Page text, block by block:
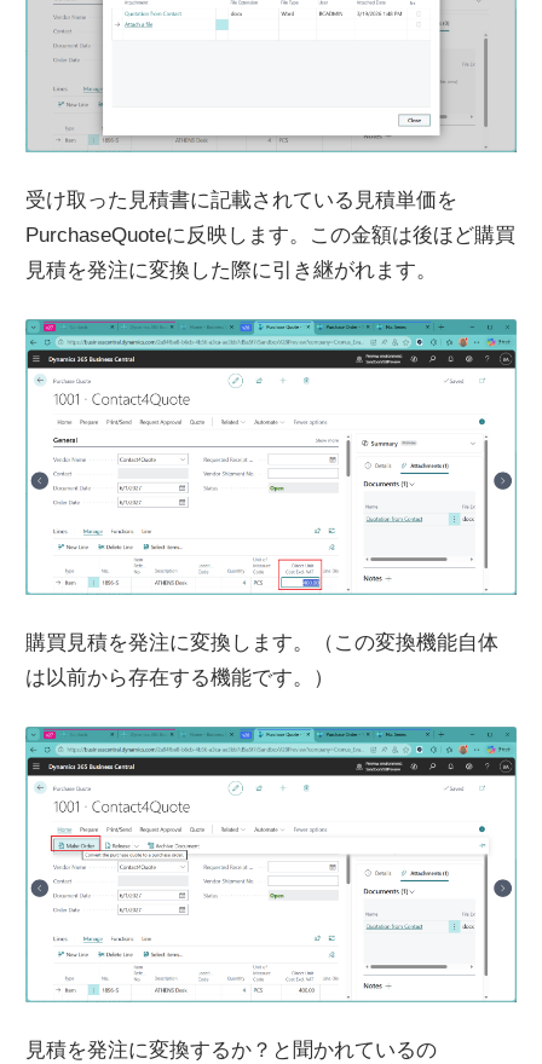
受け取った見積書に記載されている見積単価を
PurchaseQuoteに反映します。この金額は後ほど購買
見積を発注に変換した際に引き継がれます。
購買見積を発注に変換します。（この変換機能自体
は以前から存在する機能です。）
見積を発注に変換するか？と聞かれているの